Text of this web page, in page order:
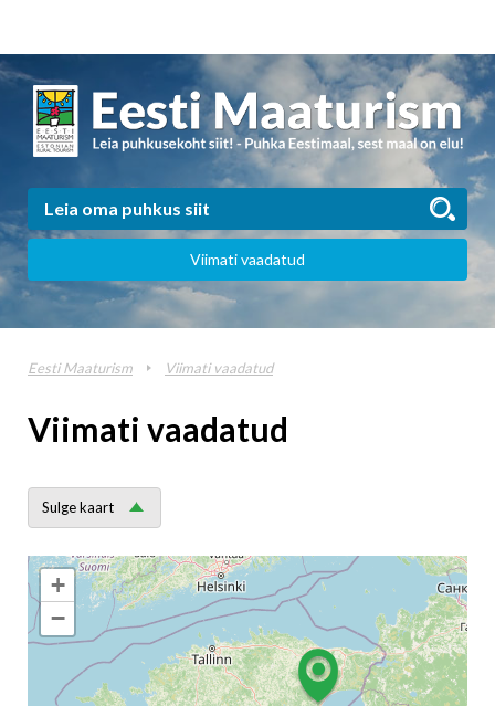
Viimati vaadatud
Eesti Maaturism Viimati vaadatud
Viimati vaadatud
Sulge kaart
+
−